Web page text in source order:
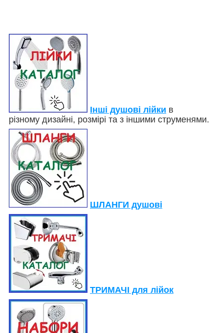
Інші душові лійки в
різному дизайні, розмірі та з іншими струменями.
ШЛАНГИ душові
ТРИМАЧІ для лійок